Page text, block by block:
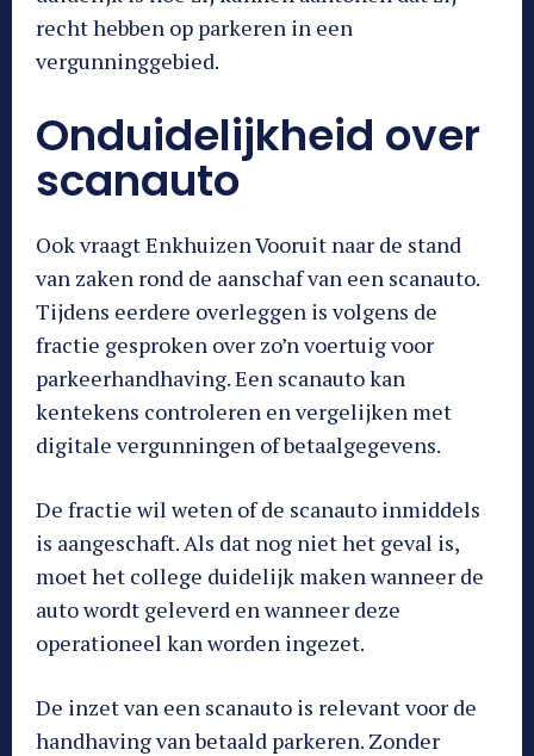
recht hebben op parkeren in een
vergunninggebied.
Onduidelijkheid over
scanauto
Ook vraagt Enkhuizen Vooruit naar de stand
van zaken rond de aanschaf van een scanauto.
Tijdens eerdere overleggen is volgens de
fractie gesproken over zo’n voertuig voor
parkeerhandhaving. Een scanauto kan
kentekens controleren en vergelijken met
digitale vergunningen of betaalgegevens.
De fractie wil weten of de scanauto inmiddels
is aangeschaft. Als dat nog niet het geval is,
moet het college duidelijk maken wanneer de
auto wordt geleverd en wanneer deze
operationeel kan worden ingezet.
De inzet van een scanauto is relevant voor de
handhaving van betaald parkeren. Zonder